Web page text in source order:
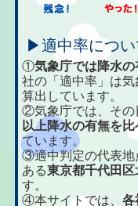
▶適中率につい
①気象庁では降水
社の「適中率」は
算出しています。
②気象庁では、その
以上降水の有無を
ています。
③適中判定の代表地
ある東京都千代田
す。
④本サイトでは、各